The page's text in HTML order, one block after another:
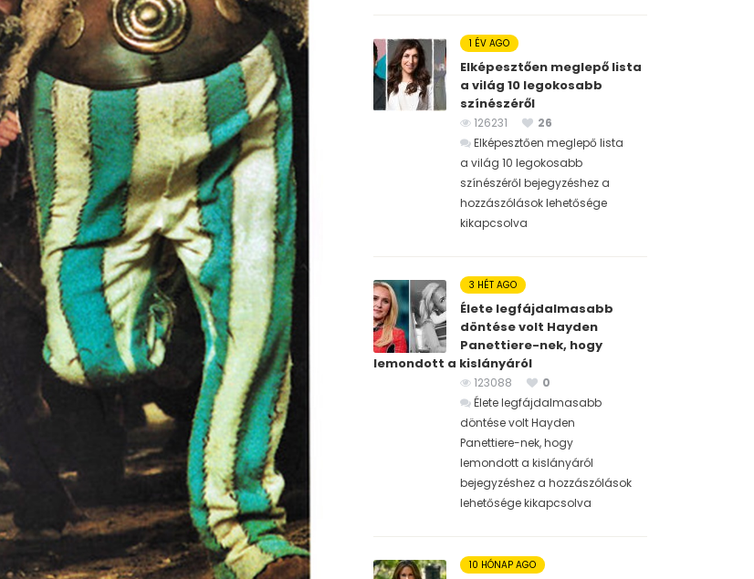
1 ÉV AGO
Elképesztően meglepő lista
a világ 10 legokosabb
színészéről
126231
26
Elképesztően meglepő lista
a világ 10 legokosabb
színészéről bejegyzéshez a
hozzászólások lehetősége
kikapcsolva
3 HÉT AGO
Élete legfájdalmasabb
döntése volt Hayden
Panettiere-nek, hogy
lemondott a kislányáról
123088
0
Élete legfájdalmasabb
döntése volt Hayden
Panettiere-nek, hogy
lemondott a kislányáról
bejegyzéshez a hozzászólások
lehetősége kikapcsolva
10 HÓNAP AGO